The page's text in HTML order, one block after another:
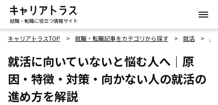
就職・転職に役立つ情報サイト
キャリアトラスTOP 就職・転職記事をカテゴリから探す 就活 お
就活に向いていないと悩む人へ｜原
因・特徴・対策・向かない人の就活の
進め方を解説